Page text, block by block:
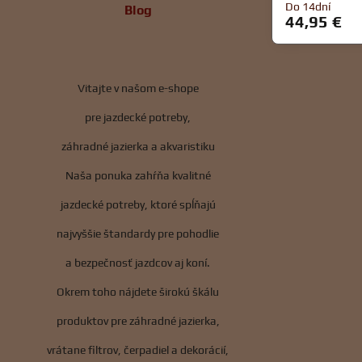
Do 14dní
44,95 €
Blog
Vitajte v našom e-shope
pre jazdecké potreby,
záhradné jazierka a akvaristiku
Naša ponuka zahŕňa kvalitné
jazdecké potreby, ktoré spĺňajú
najvyššie štandardy pre pohodlie
a bezpečnosť jazdcov aj koní.
Okrem toho nájdete širokú škálu
produktov pre záhradné jazierka,
vrátane filtrov, čerpadiel a dekorácií,